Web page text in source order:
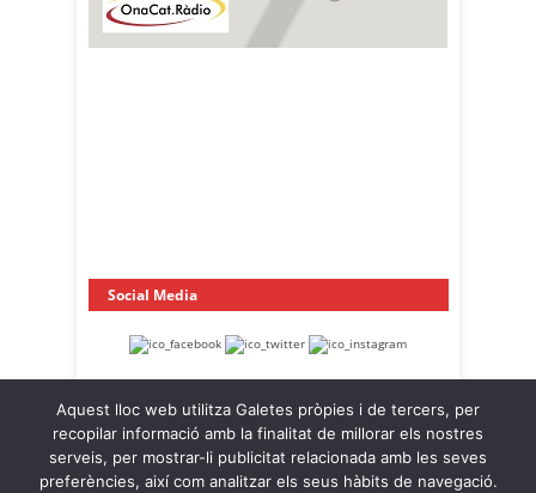
Social Media
Aquest lloc web utilitza Galetes pròpies i de tercers, per
recopilar informació amb la finalitat de millorar els nostres
serveis, per mostrar-li publicitat relacionada amb les seves
preferències, així com analitzar els seus hàbits de navegació.